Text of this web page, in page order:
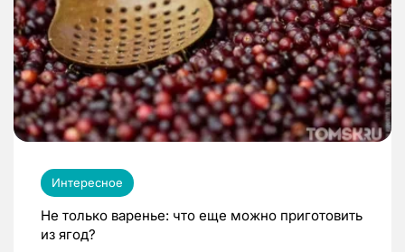
Интересное
Не только варенье: что еще можно приготовить
из ягод?